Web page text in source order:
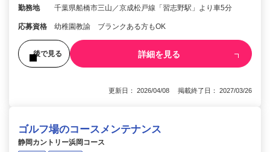
勤務地 千葉県船橋市三山／京成松戸線「習志野駅」より車5分
応募資格 幼稚園教諭 ブランクある方もOK
後で見る 詳細を見る
更新日： 2026/04/08 掲載終了日： 2027/03/26
ゴルフ場のコースメンテナンス
静岡カントリー浜岡コース